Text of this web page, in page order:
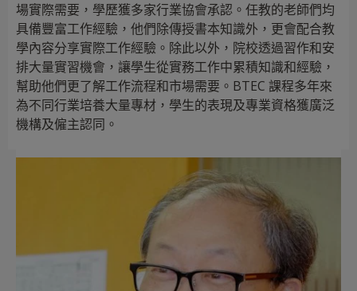
場實際需要，學歷獲多家行業協會承認。任教的老師們均
具備豐富工作經驗，他們除傳授書本知識外，更會配合教
學內容分享實際工作經驗。除此以外，院校透過習作和安
排大量實習機會，讓學生從實務工作中累積知識和經驗，
幫助他們更了解工作流程和市場需要。BTEC 課程多年來
為不同行業培養大量專材，學生的表現及專業資格獲廣泛
機構及僱主認同。